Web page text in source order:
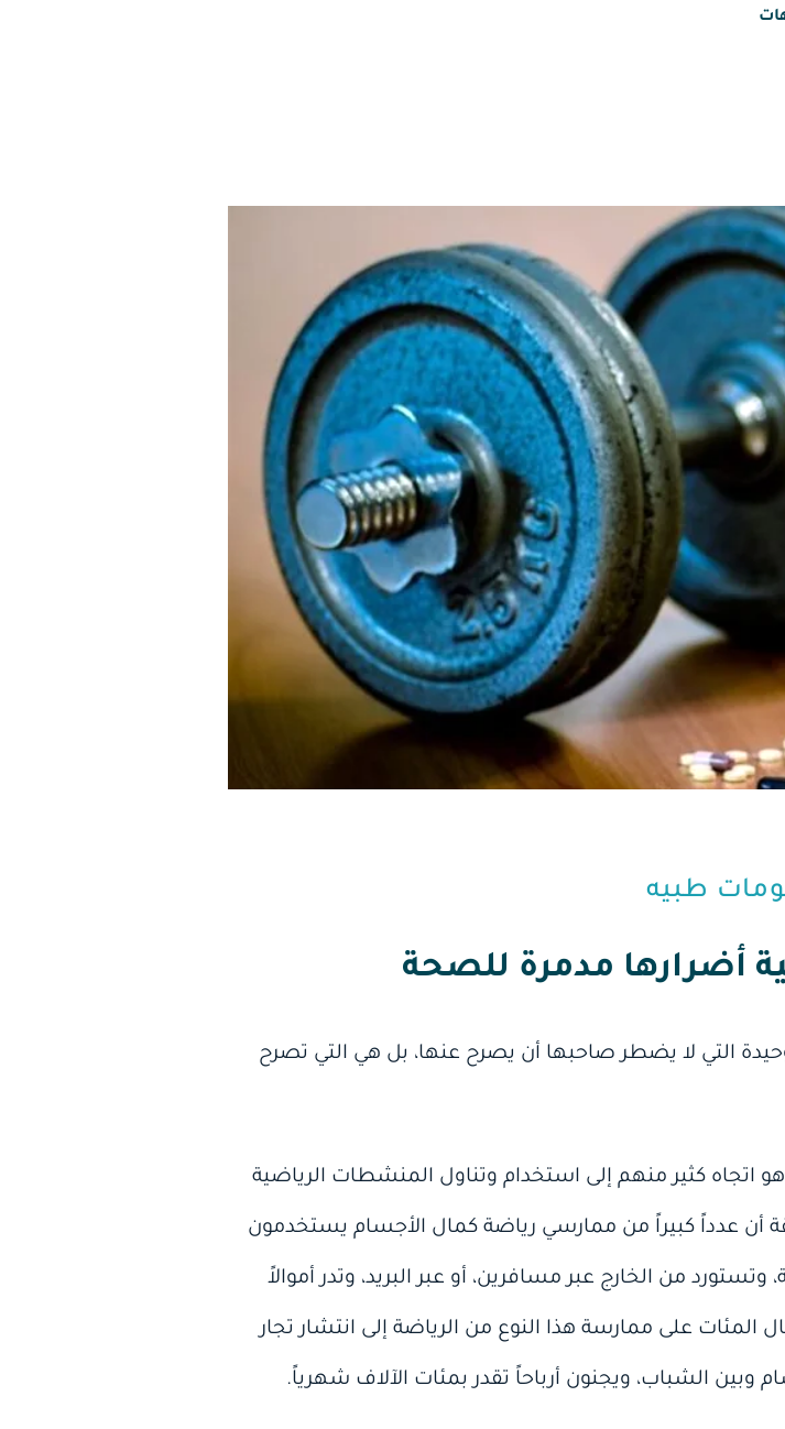
طبيه⁩
أضرارها مدمرة للصحة
التي لا يضطر صاحبها أن يصرح عنها، بل هي التي تصرح
اتجاه كثير منهم إلى استخدام وتناول المنشطات الرياضية
أن عدداً كبيراً من ممارسي رياضة كمال الأجسام يستخدمون
من الخارج عبر مسافرين، أو عبر البريد، وتدر أموالاً
المئات على ممارسة هذا النوع من الرياضة إلى انتشار تجار
الشباب، ويجنون أرباحاً تقدر بمئات الآلاف شهرياً.